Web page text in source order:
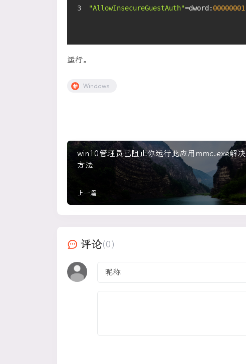
"AllowInsecureGuestAuth"=dword: 00000001
运行。
Windows
win10管理员已阻止你运行此应用mmc.exe解决
方法
上一篇
评论(0)